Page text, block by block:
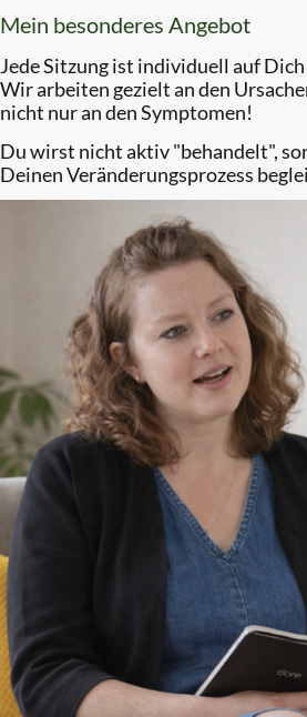
Mein besonderes Angebot
Jede Sitzung ist individuell auf
Wir arbeiten gezielt an den
nicht nur an den Symptomen!
Du wirst nicht aktiv "behandelt",
Deinen Veränderungsprozess